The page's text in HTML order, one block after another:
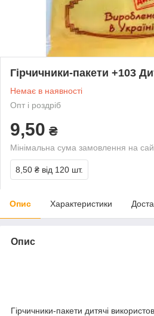
Гірчичники-пакети +103
Немає в наявності
Опт і роздріб
9,50 ₴
Мінімальна сума замовлення на
8,50 ₴ від 120 шт.
Опис Характеристики
Опис
Гірчичники-пакети дитячі